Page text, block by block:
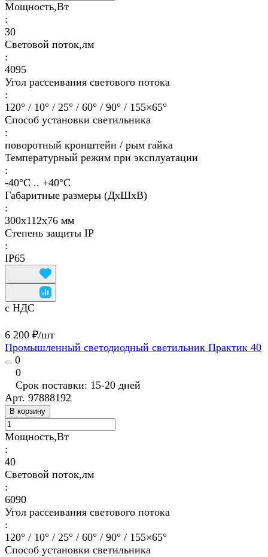
Мощность,Вт
:
30
Световой поток,лм
:
4095
Угол рассеивания светового потока
:
120° / 10° / 25° / 60° / 90° / 155×65°
Способ установки светильника
:
поворотный кронштейн / рым гайка
Температурный режим при эксплуатации
:
-40°С .. +40°C
Габаритные размеры (ДхШхВ)
:
300х112х76 мм
Степень защиты IP
:
IP65
с НДС
6 200 ₽/шт
Промышленный светодиодный светильник Практик 40
0
0
Срок поставки: 15-20 дней
Арт. 97888192
В корзину
Мощность,Вт
:
40
Световой поток,лм
:
6090
Угол рассеивания светового потока
:
120° / 10° / 25° / 60° / 90° / 155×65°
Способ установки светильника